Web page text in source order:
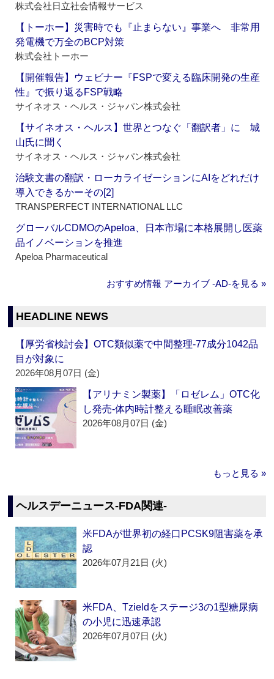
株式会社日立社会情報サービス
【トーホー】災害時でも『止まらない』事業へ 非常用
発電機で万全のBCP対策
株式会社トーホー
【開催報告】ウェビナー『FSPで変える臨床開発の生産
性』で振り返るFSP戦略
サイネオス・ヘルス・ジャパン株式会社
【サイネオス・ヘルス】世界とつなぐ「翻訳者」に 城
山氏に聞く
サイネオス・ヘルス・ジャパン株式会社
治験文書の翻訳・ローカライゼーションにAIをどれだけ
導入できるかーその[2]
TRANSPERFECT INTERNATIONAL LLC
グローバルCDMOのApeloa、日本市場に本格展開し医薬
品イノベーションを推進
Apeloa Pharmaceutical
おすすめ情報 アーカイブ ‐AD‐を見る »
HEADLINE NEWS
【厚労省検討会】OTC類似薬で中間整理‐77成分1042品
目が対象に
2026年08月07日 (金)
【アリナミン製薬】「ロゼレム」OTC化
し発売‐体内時計整える睡眠改善薬
2026年08月07日 (金)
もっと見る »
ヘルスデーニュース‐FDA関連‐
米FDAが世界初の経口PCSK9阻害薬を承
認
2026年07月21日 (火)
米FDA、Tzieldをステージ3の1型糖尿病
の小児に迅速承認
2026年07月07日 (火)